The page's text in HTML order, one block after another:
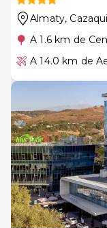
Almaty,
A 1.6 km de
A 14.0 km de